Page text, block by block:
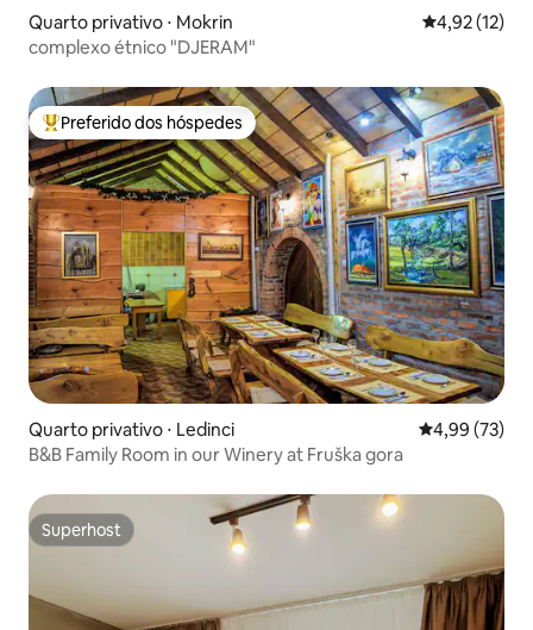
Quarto privativo ⋅ Mokrin 4,92 de uma
4,92 (12)
complexo étnico "DJERAM"
Entre os melhores preferidos dos hóspedes
Preferido dos hóspedes
Quarto privativo ⋅ Ledinci 4,99 de uma
4,99 (73)
B&B Family Room in our Winery at Fruška gora
Superhost
Superhost